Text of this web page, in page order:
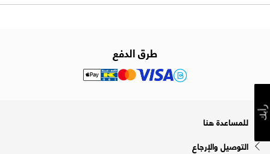
طرق الدفع
للمساعدة هنا
التوصيل والإرجاع
رأيك